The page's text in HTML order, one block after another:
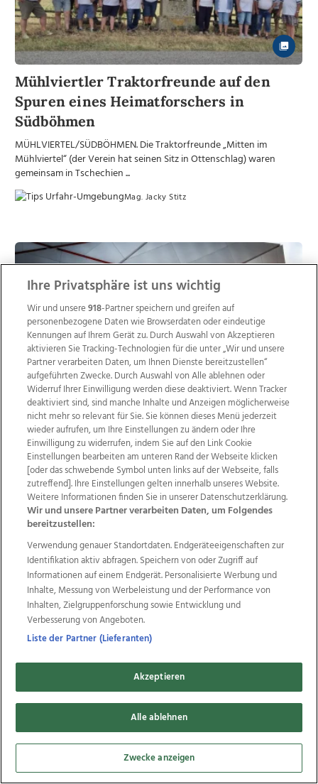
Mühlviertler Traktorfreunde auf den
Spuren eines Heimatforschers in
Südböhmen
MÜHLVIERTEL/SÜDBÖHMEN. Die Traktorfreunde „Mitten im
Mühlviertel“ (der Verein hat seinen Sitz in Ottenschlag) waren
gemeinsam in Tschechien ...
Mag. Jacky Stitz
Rosenbauer aus Leonding steigert
Umsatz und Ergebnis
LEONDING. Der Feuerwehrfahrzeug- und Brandschutzkonzern
Rosenbauer hat im ersten Halbjahr 2026 Umsatz und Ergebnis
gesteigert. Das Unternehmen ...
Michaela Aichinger
Kirchdorferin erzählt in Buch von ihrem
Ihre Privatsphäre ist uns wichtig
Wir und unsere918-Partner speichern und greifen auf
personenbezogene Daten wie Browserdaten oder eindeutige
Kennungen auf Ihrem Gerät zu. Durch Auswahl von Akzeptieren
aktivieren Sie Tracking-Technologien für die unter „Wir und unsere
Partner verarbeiten Daten, um Ihnen Dienste bereitzustellen“
aufgeführten Zwecke. Durch Auswahl von Alle ablehnen oder
Widerruf Ihrer Einwilligung werden diese deaktiviert. Wenn Tracker
deaktiviert sind, sind manche Inhalte und Anzeigen möglicherweise
nicht mehr so relevant für Sie. Sie können dieses Menü jederzeit
wieder aufrufen, um Ihre Einstellungen zu ändern oder Ihre
Einwilligung zu widerrufen, indem Sie auf den Link Cookie
Einstellungen bearbeiten am unteren Rand der Webseite klicken
[oder das schwebende Symbol unten links auf der Webseite, falls
zutreffend]. Ihre Einstellungen gelten innerhalb unseres Website.
Weitere Informationen finden Sie in unserer Datenschutzerklärung.
Wir und unsere Partner verarbeiten Daten, um Folgendes
bereitzustellen:
Verwendung genauer Standortdaten. Endgeräteeigenschaften zur
Identifikation aktiv abfragen. Speichern von oder Zugriff auf
Informationen auf einem Endgerät. Personalisierte Werbung und
Inhalte, Messung von Werbeleistung und der Performance von
Inhalten, Zielgruppenforschung sowie Entwicklung und
Verbesserung von Angeboten.
Liste der Partner (Lieferanten)
Akzeptieren
Alle ablehnen
Zwecke anzeigen